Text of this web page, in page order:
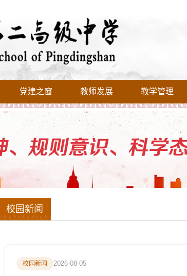
党建之窗 教师发展 教学管理
校园新闻
校园新闻 2026-08-05